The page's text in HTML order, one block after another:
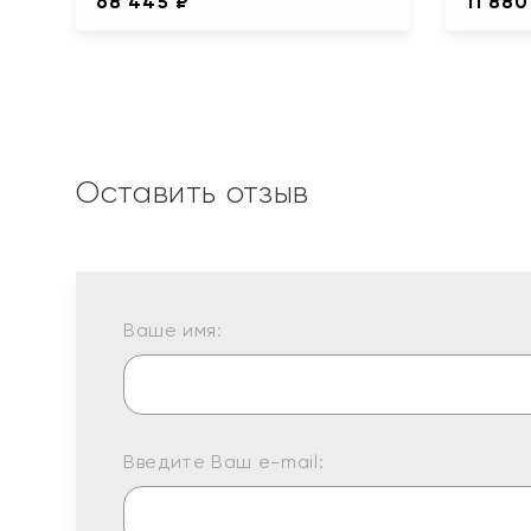
Оставить отзыв
Ваше имя:
Введите Ваш e-mail: